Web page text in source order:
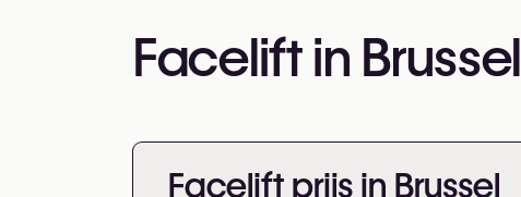
Facelift in Brussel
Facelift prijs in Brussel